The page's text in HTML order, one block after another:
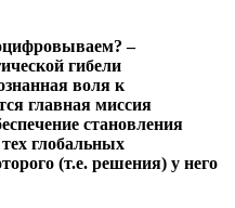
–
гибели
воля к
главная миссия
становления
глобальных
(т.е. решения) у него